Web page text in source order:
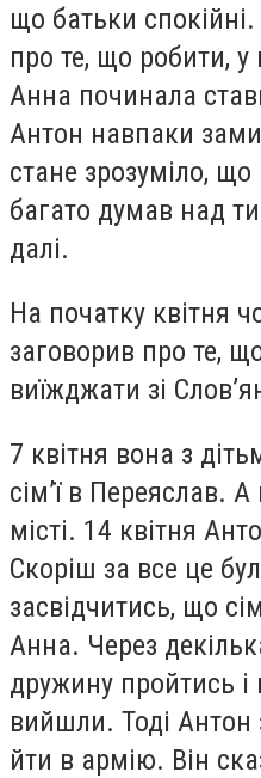
що батьки
про те, що робити,
Анна починала
Антон навпаки
стане зрозуміло, що
багато думав над
далі.
На початку квітня
заговорив про те,
виїжджати зі
7 квітня вона з
сім’ї в Переяслав.
місті. 14 квітня
Скоріш за все це
засвідчитись, що
Анна. Через
дружину пройтись
вийшли. Тоді Антон
йти в армію. Він